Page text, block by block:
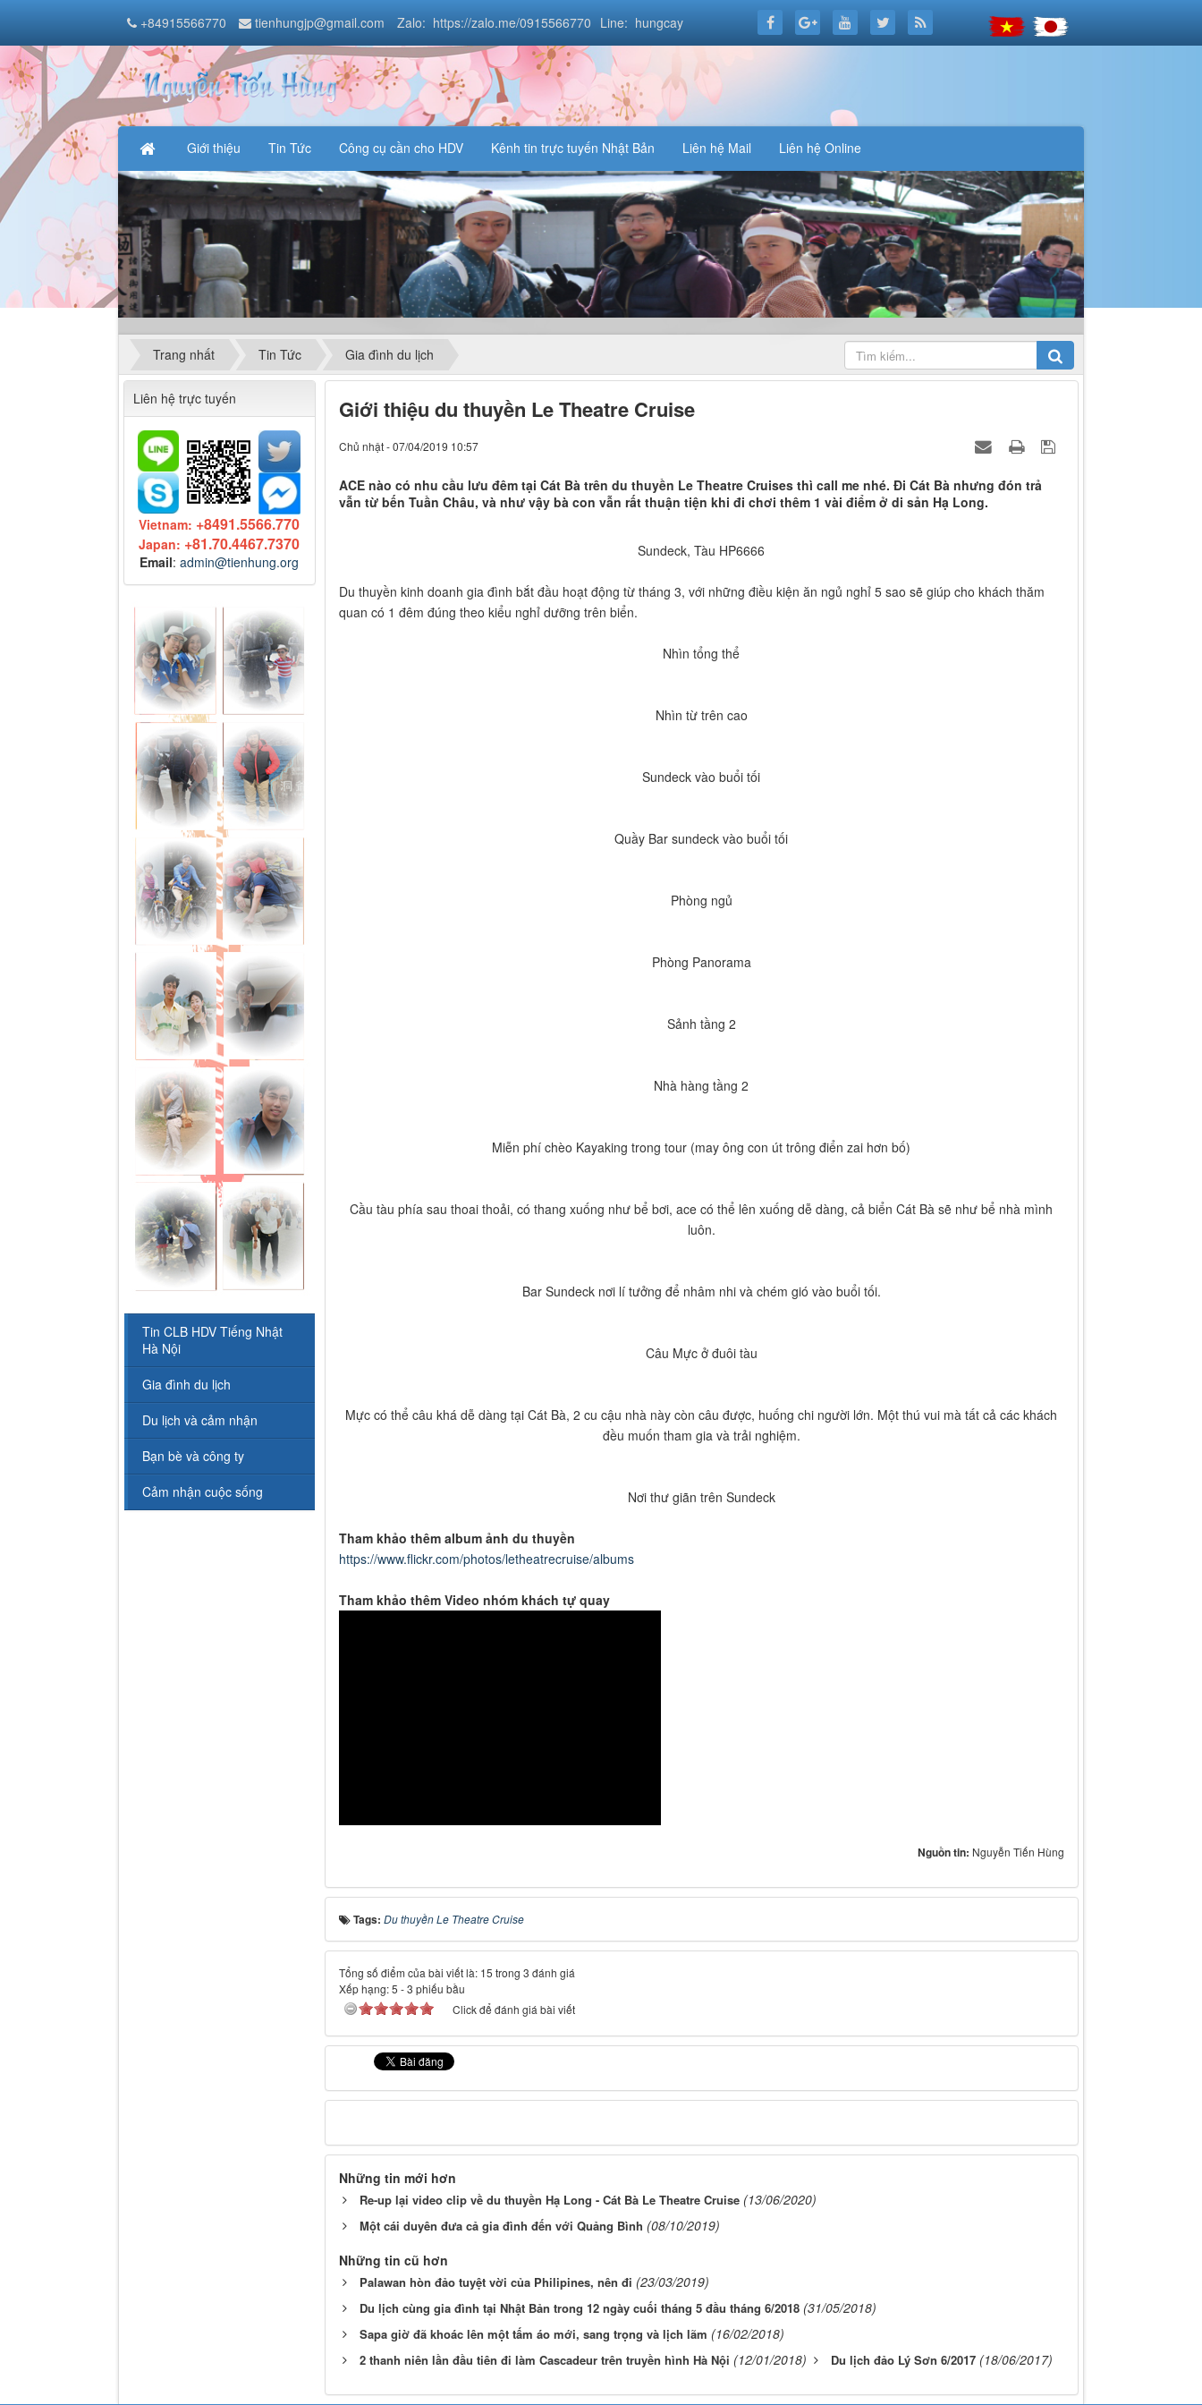
Giới thiệu Tin Tức Công cụ cần cho HDV Kênh tin trực tuyến Nhật Bản Liên hệ Mail Liên hệ Online
+84915566770 tienhungjp@gmail.com Zalo: https://zalo.me/0915566770 Line: hungcay
Trang nhất Tin Tức Gia đình du lịch
Giới thiệu du thuyền Le Theatre Cruise
Chủ nhật - 07/04/2019 10:57
ACE nào có nhu cầu lưu đêm tại Cát Bà trên du thuyền Le Theatre Cruises thì call me nhé. Đi Cát Bà nhưng đón trả
vẫn từ bến Tuần Châu, và như vậy bà con vẫn rất thuận tiện khi đi chơi thêm 1 vài điểm ở di sản Hạ Long.
Sundeck, Tàu HP6666
Du thuyền kinh doanh gia đình bắt đầu hoạt động từ tháng 3, với những điều kiện ăn ngủ nghỉ 5 sao sẽ giúp cho khách thăm
quan có 1 đêm đúng theo kiểu nghỉ dưỡng trên biển.
Nhìn tổng thể
Nhìn từ trên cao
Sundeck vào buổi tối
Quầy Bar sundeck vào buổi tối
Phòng ngủ
Phòng Panorama
Sảnh tầng 2
Nhà hàng tầng 2
Miễn phí chèo Kayaking trong tour (may ông con út trông điển zai hơn bố)
Cầu tàu phía sau thoai thoải, có thang xuống như bể bơi, ace có thể lên xuống dễ dàng, cả biển Cát Bà sẽ như bể nhà mình
luôn.
Bar Sundeck nơi lí tưởng để nhâm nhi và chém gió vào buổi tối.
Câu Mực ở đuôi tàu
Mực có thể câu khá dễ dàng tại Cát Bà, 2 cu cậu nhà này còn câu được, huống chi người lớn. Một thú vui mà tất cả các khách
đều muốn tham gia và trải nghiệm.
Nơi thư giãn trên Sundeck
Tham khảo thêm album ảnh du thuyền
https://www.flickr.com/photos/letheatrecruise/albums
Tham khảo thêm Video nhóm khách tự quay
Nguồn tin: Nguyễn Tiến Hùng
Tags: Du thuyền Le Theatre Cruise
Tổng số điểm của bài viết là: 15 trong 3 đánh giá
Xếp hạng:5 -3 phiếu bầu
Click để đánh giá bài viết
Những tin mới hơn
Re-up lại video clip về du thuyền Hạ Long - Cát Bà Le Theatre Cruise (13/06/2020)
Một cái duyên đưa cả gia đình đến với Quảng Bình (08/10/2019)
Những tin cũ hơn
Palawan hòn đảo tuyệt vời của Philipines, nên đi (23/03/2019)
Du lịch cùng gia đình tại Nhật Bản trong 12 ngày cuối tháng 5 đầu tháng 6/2018 (31/05/2018)
Sapa giờ đã khoác lên một tấm áo mới, sang trọng và lịch lãm (16/02/2018)
2 thanh niên lần đầu tiên đi làm Cascadeur trên truyền hình Hà Nội (12/01/2018) Du lịch đảo Lý Sơn 6/2017 (18/06/2017)
Liên hệ trực tuyến
Vietnam: +8491.5566.770
Japan: +81.70.4467.7370
Email:admin@tienhung.org
Tin CLB HDV Tiếng Nhật
Hà Nội
Gia đình du lịch
Du lịch và cảm nhận
Bạn bè và công ty
Cảm nhận cuộc sống